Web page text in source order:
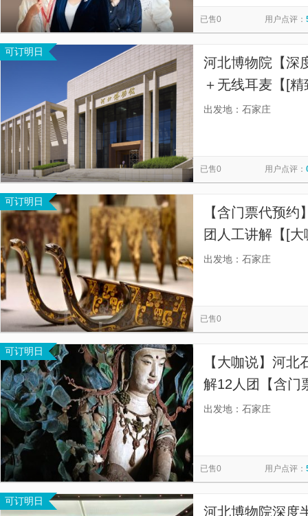
已售0 用户点评：
可订明日
河北博物院【深
＋无线耳麦【[
代预约门票，含
出发地：石家庄
已售0 用户点评：
可订明日
【含门票代预
团人工讲解【[
北博物院，全程
出发地：石家庄
已售0
可订明日
【大咖说】河
解12人团【含门
解品牌，中国博
出发地：石家庄
已售0 用户点评：
可订明日
河北博物院深度